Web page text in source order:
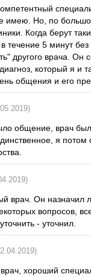
имею. Но, по
Когда берут
течение 5 минут
другого врача.
который я и
общения и его
общение, врач
я потом
врач. Он назначил
вопросов,
- уточнил.
хороший